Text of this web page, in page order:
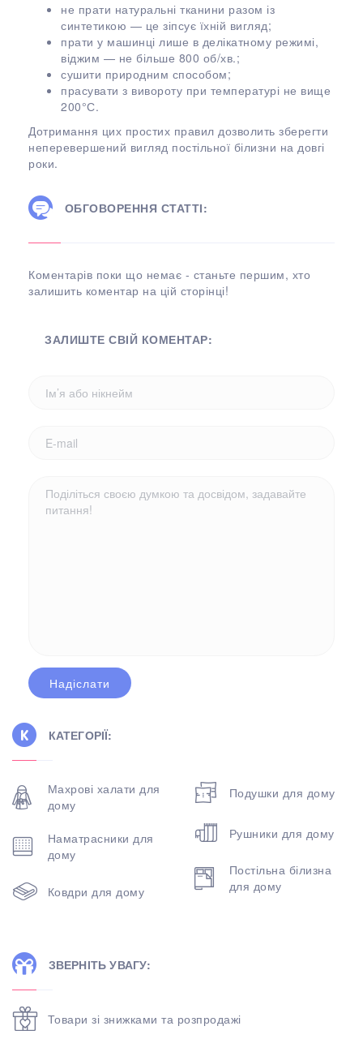
не прати натуральні тканини разом із
синтетикою — це зіпсує їхній вигляд;
прати у машинці лише в делікатному режимі,
віджим — не більше 800 об/хв.;
сушити природним способом;
прасувати з вивороту при температурі не вище
200°С.
Дотримання цих простих правил дозволить зберегти
неперевершений вигляд постільної білизни на довгі
роки.
ОБГОВОРЕННЯ СТАТТІ:
Коментарів поки що немає - станьте першим, хто
залишить коментар на цій сторінці!
ЗАЛИШТЕ СВІЙ КОМЕНТАР:
КАТЕГОРІЇ:
Махрові халати для
дому
Наматрасники для
дому
Ковдри для дому
Подушки для дому
Рушники для дому
Постільна білизна
для дому
ЗВЕРНІТЬ УВАГУ:
Товари зі знижками та розпродажі